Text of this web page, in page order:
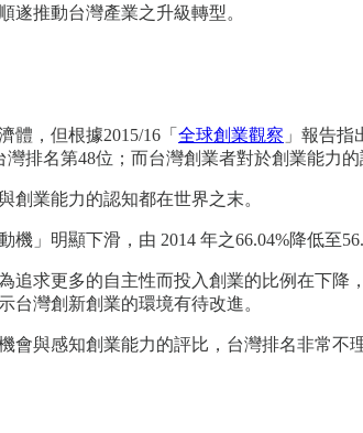
遂推動台灣產業之升級轉型。
體，但根據2015/16「 全球創業觀察 」報告
排名第48位；而台灣創業者對於創業能力
創業能力的認知都在世界之末。
」明顯下滑，由 2014 年之66.04%降低至
追求更多的自主性而投入創業的比例在下
台灣創新創業的環境有待改進。
會與感知創業能力的評比，台灣排名非常不理